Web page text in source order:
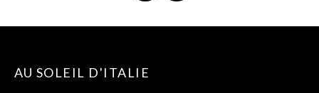
AU SOLEIL D'ITALIE